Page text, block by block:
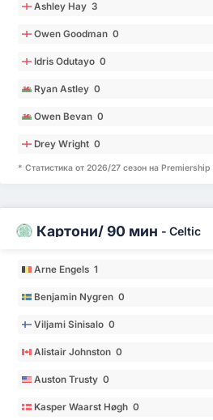
Ashley Hay 3
Owen Goodman 0
Idris Odutayo 0
Ryan Astley 0
Owen Bevan 0
Drey Wright 0
* Статистика от 2026/27 сезон на Premiership
Картони/ 90 мин - Celtic
Arne Engels 1
Benjamin Nygren 0
Viljami Sinisalo 0
Alistair Johnston 0
Auston Trusty 0
Kasper Waarst Høgh 0